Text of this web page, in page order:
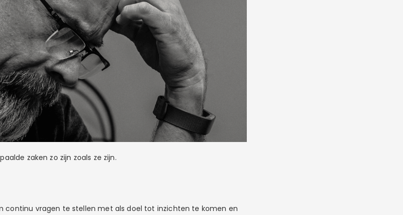
zaken zo zijn zoals ze zijn.
continu vragen te stellen met als doel tot inzichten te komen en